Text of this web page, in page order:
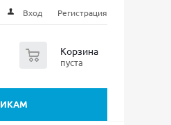
Вход Регистрация
Корзина
пуста